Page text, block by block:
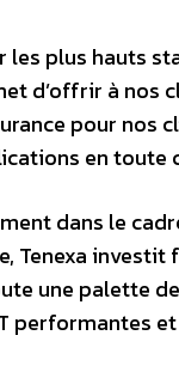
les plus hauts
d’offrir à nos
pour nos
en toute
dans le
Tenexa
une palette
performantes